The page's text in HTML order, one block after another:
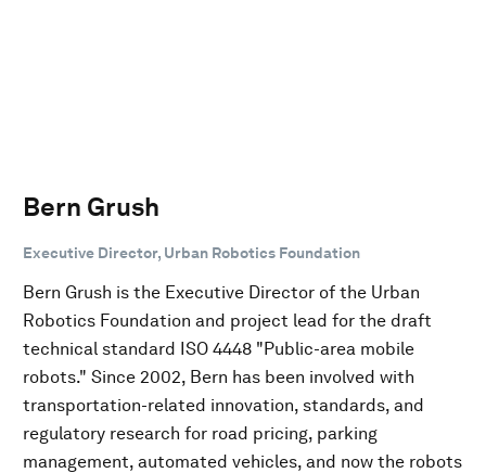
Bern Grush
Executive Director, Urban Robotics Foundation
Bern Grush is the Executive Director of the Urban
Robotics Foundation and project lead for the draft
technical standard ISO 4448 "Public-area mobile
robots." Since 2002, Bern has been involved with
transportation-related innovation, standards, and
regulatory research for road pricing, parking
management, automated vehicles, and now the robots